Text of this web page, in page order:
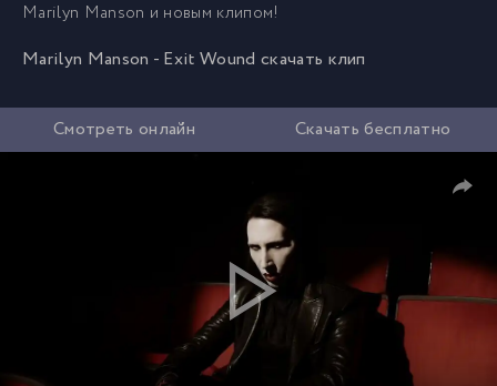
Marilyn Manson и новым клипом!
Marilyn Manson - Exit Wound скачать клип
Смотреть онлайн Скачать бесплатно